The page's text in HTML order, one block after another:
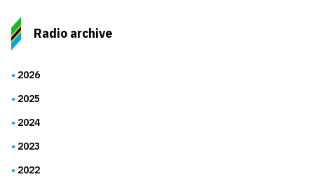
Radio archive
2026
2025
2024
2023
2022